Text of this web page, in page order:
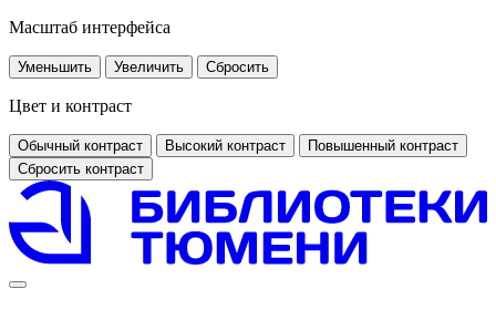
Масштаб интерфейса
Уменьшить Увеличить Сбросить
Цвет и контраст
Обычный контраст Высокий контраст
Повышенный контраст
Сбросить контраст